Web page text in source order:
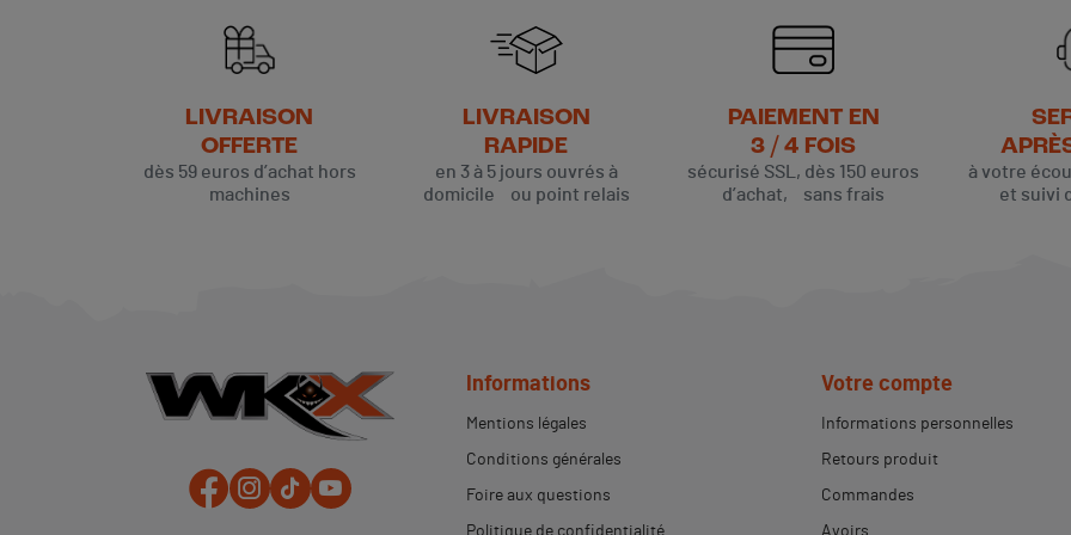
LIVRAISON
OFFERTE
dès 59 euros d’achat hors
machines
LIVRAISON
RAPIDE
en 3 à 5 jours ouvrés à
domicile ou point relais
PAIEMENT EN
3 / 4 FOIS
sécurisé SSL, dès 150 euros
d’achat, sans frais
à votre
et suivi
Informations
Mentions légales
Conditions générales
Foire aux questions
Politique de confidentialité
Votre compte
Informations personnelles
Retours produit
Commandes
Avoirs